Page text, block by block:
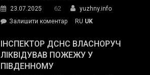
гуманітарну
допомогу
23.07.2025 62
yuzhny.info
Залишити коментарon
провів
нараду
RU UK
ІНСПЕКТОР ДСНС ВЛАСНОРУЧ
ЛІКВІДУВАВ ПОЖЕЖУ У
ПІВДЕННОМУ